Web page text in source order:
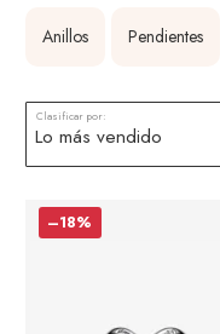
Anillos Pendientes
Clasificar por:
–18%